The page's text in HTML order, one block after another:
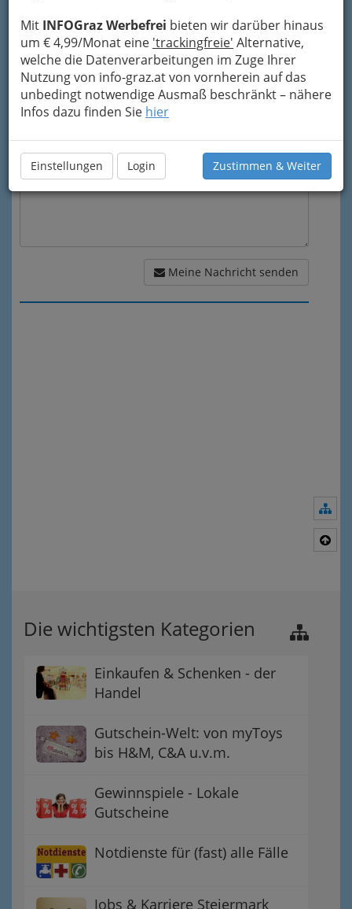
Mit INFOGraz Werbefrei bieten wir darüber hinaus
um € 4,99/Monat eine 'trackingfreie' Alternative,
welche die Datenverarbeitungen im Zuge Ihrer
Nutzung von info-graz.at von vornherein auf das
unbedingt notwendige Ausmaß beschränkt – nähere
Infos dazu finden Sie hier
Einstellungen Login Zustimmen & Weiter
Mein Betreff
Meine Nachricht
Meine Nachricht senden
Die wichtigsten Kategorien
Einkaufen & Schenken - der
Handel
Gutschein-Welt: von myToys
bis H&M, C&A u.v.m.
Gewinnspiele - Lokale
Gutscheine
Notdienste für (fast) alle Fälle
Jobs & Karriere Steiermark